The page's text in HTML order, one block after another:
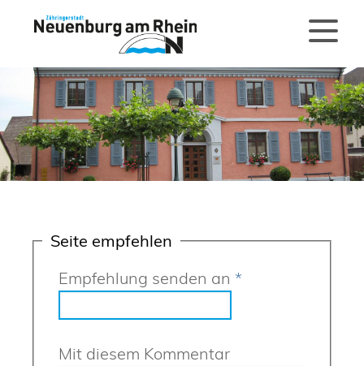
Seite empfehlen
Empfehlung senden an *
Mit diesem Kommentar